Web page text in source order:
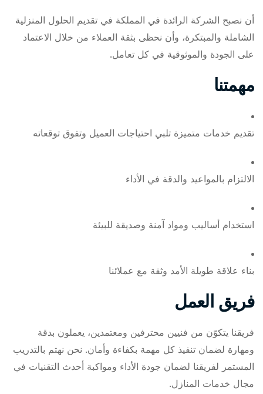
أن نصبح الشركة الرائدة في المملكة في تقديم الحلول المنزلية
الشاملة والمبتكرة، وأن نحظى بثقة العملاء من خلال الاعتماد
على الجودة والموثوقية في كل تعامل.
مهمتنا
تقديم خدمات متميزة تلبي احتياجات العميل وتفوق توقعاته
الالتزام بالمواعيد والدقة في الأداء
استخدام أساليب ومواد آمنة وصديقة للبيئة
بناء علاقة طويلة الأمد وثقة مع عملائنا
فريق العمل
فريقنا يتكوّن من فنيين محترفين ومعتمدين، يعملون بدقة
ومهارة لضمان تنفيذ كل مهمة بكفاءة وأمان. نحن نهتم بالتدريب
المستمر لفريقنا لضمان جودة الأداء ومواكبة أحدث التقنيات في
مجال خدمات المنازل.